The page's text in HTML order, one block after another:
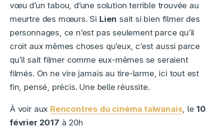
vœu d’un tabou, d’une solution terrible trouvée au
meurtre des mœurs. Si Lien sait si bien filmer des
personnages, ce n’est pas seulement parce qu’il
croit aux mêmes choses qu’eux, c’est aussi parce
qu’il sait filmer comme eux-mêmes se seraient
filmés. On ne vire jamais au tire-larme, ici tout est
fin, pensé, précis. Une belle réussite.
À voir aux Rencontres du cinéma taïwanais, le 10
février 2017 à 20h